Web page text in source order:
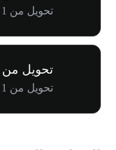
تحويل من 1 COPXON إلى NT$2.78K
تحويل من COPXON إلى DOP
تحويل من 1 COPXON إلى RD$5.02K